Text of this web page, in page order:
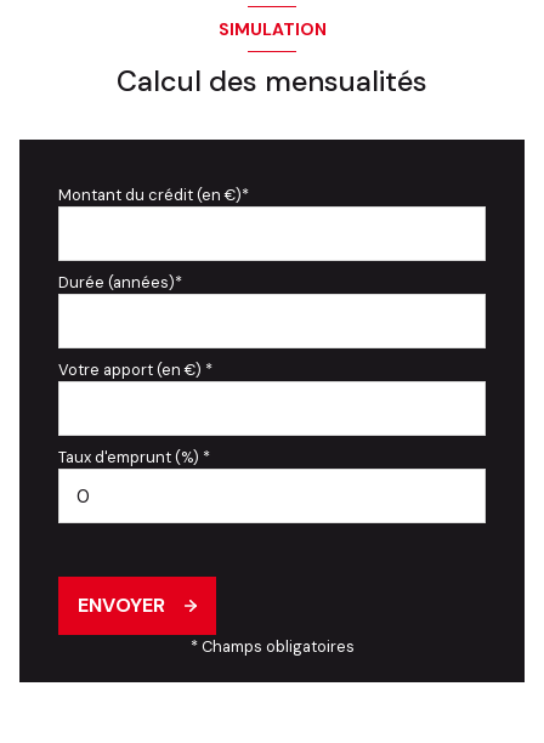
SIMULATION
Calcul des mensualités
Montant du crédit (en €)*
Durée (années)*
Votre apport (en €) *
Taux d'emprunt (%) *
ENVOYER
* Champs obligatoires